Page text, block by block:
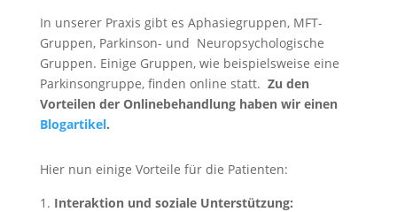
In unserer Praxis gibt es Aphasiegruppen, MFT-
Gruppen, Parkinson- und Neuropsychologische
Gruppen. Einige Gruppen, wie beispielsweise eine
Parkinsongruppe, finden online statt. Zu den
Vorteilen der Onlinebehandlung haben wir einen
Blogartikel.
Hier nun einige Vorteile für die Patienten:
Interaktion und soziale Unterstützung: